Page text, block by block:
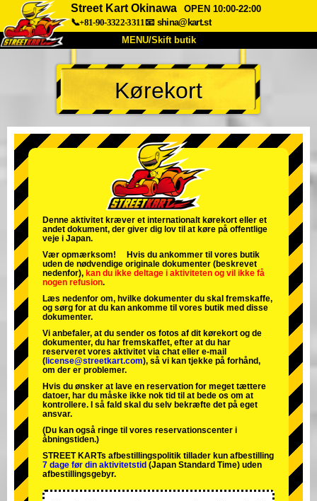
Street Kart Okinawa
OPEN 10:00-22:00
📞+81-90-3322-3311📧 shina@kart.st
MENU/Skift butik
TOP
Om Specifikationer Pris
Virksomhed Booking
Skift butik
Tokyo Shinagawa
Tokyo Akihabara#2
Tokyo Shibuya Annex Tokyo Bay
Tokyo Asakusa Osaka
Okinawa
Kørekort
Denne aktivitet kræver et internationalt kørekort eller et
andet dokument, der giver dig lov til at køre på offentlige
veje i Japan.
Vær opmærksom! Hvis du ankommer til vores butik
uden de nødvendige originale dokumenter (beskrevet
nedenfor), kan du ikke deltage i aktiviteten og vil ikke få
nogen refusion.
Læs nedenfor om, hvilke dokumenter du skal fremskaffe,
og sørg for at du kan ankomme til vores butik med disse
dokumenter.
Vi anbefaler, at du sender os fotos af dit kørekort og de
dokumenter, du har fremskaffet, efter at du har
reserveret vores aktivitet via chat eller e-mail
( license@streetkart.com), så vi kan tjekke på forhånd,
om der er problemer.
Hvis du ønsker at lave en reservation for meget tættere
datoer, har du måske ikke nok tid til at bede os om at
kontrollere. I så fald skal du selv bekræfte det på eget
ansvar.
(Du kan også ringe til vores reservationscenter i
åbningstiden.)
STREET KARTs afbestillingspolitik tillader kun afbestilling
7 dage før din aktivitetstid (Japan Standard Time) uden
afbestillingsgebyr.